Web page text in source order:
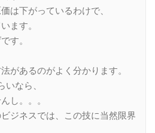
は下がっているわけで、
ます。
す。
があるのがよく分かります。
なら、
し。。。
ジネスでは、この技に当然限界